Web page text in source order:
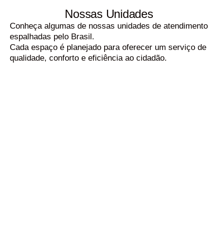
Nossas Unidades
Conheça algumas de nossas unidades de atendimento
espalhadas pelo Brasil.
Cada espaço é planejado para oferecer um serviço de
qualidade, conforto e eficiência ao cidadão.